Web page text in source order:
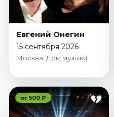
Евгений Онегин
15 сентября 2026
Москва, Дом музыки
от 500 ₽